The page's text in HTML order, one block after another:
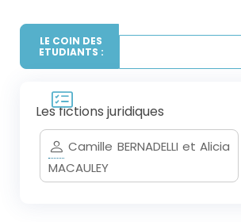
LE COIN DES
ETUDIANTS :
Les fictions juridiques
Camille BERNADELLI et Alicia
MACAULEY